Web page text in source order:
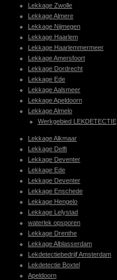
Lekkage Zwolle
Lekkage Almere
Lekkage Nijmegen
Lekkage Haarlem
Lekkage Haarlemmermeer
Lekkage Amersfoort
Lekkage Dordrecht
Lekkage Ede
Lekkage Aalsmeer
Lekkage Apeldoorn
Lekkage Almelo
Werkgebied LEKDETECTIE
Lekkage Alkmaar
Lekkage Delft
Lekkage Deventer
Lekkage Ede
Lekkage Deventer
Lekkage Enschede
Lekkage Hengelo
Lekkage Lelystad
waterlek opsporen
Lekkage Drenthe
Lekkage Alblasserdam
Lekdetectiebedrijf Amsterdam
Lekdetectie Boxtel
Apeldoorn